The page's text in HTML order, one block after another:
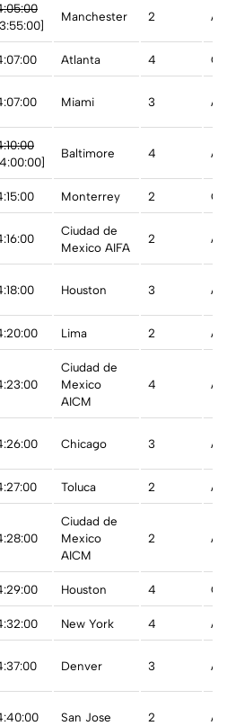
Manchester 2 A
Atlanta 4
Miami 3 A
Baltimore 4 A
Monterrey 2
Ciudad de
Mexico AIFA
2 A
Houston 3 A
Lima 2 A
Ciudad de
Mexico
AICM
4 A
Chicago 3 A
Toluca 2 A
Ciudad de
Mexico
AICM
2 A
Houston 4
New York 4 A
Denver 3 A
San Jose 2 A